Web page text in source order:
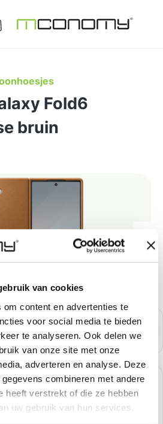
van cookies
om content en advertenties te
voor social media te bieden
te analyseren. Ook delen we
van onze site met onze
adverteren en analyse. Deze
combineren met andere
heeft verstrekt of die ze hebben
uw gebruik van hun services.
Winkelwagentje bevat 0 artikelen.
Fold6
bruin